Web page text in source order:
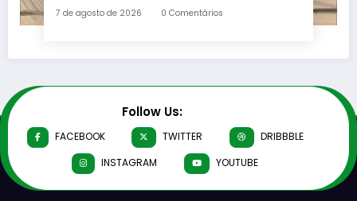
7 de agosto de 2026 0 Comentários
Follow Us:
FACEBOOK TWITTER
DRIBBBLE
INSTAGRAM
YOUTUBE